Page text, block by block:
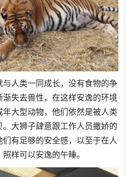
人类一同成长，没有食物的争
失去兽性，在这样安逸的环境
大型动物，他们依然是被人类
大狮子肆意跟工作人员撒娇的
有足够的安全感，以至于在人
样可以安逸的午睡。